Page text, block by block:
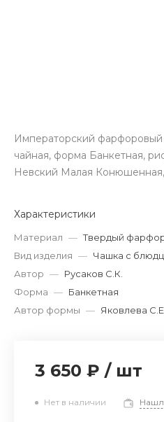
Императорский
чайная, форма Банкетная,
Невский Малая Конюшенная,
Характеристики
Материал — Твердый
Вид изделия — Чашка с
Автор — Русаков С.К.
Форма — Банкетная
Автор формы — Яковлева С.Е.
3 650 ₽ / шт
Нет в наличии